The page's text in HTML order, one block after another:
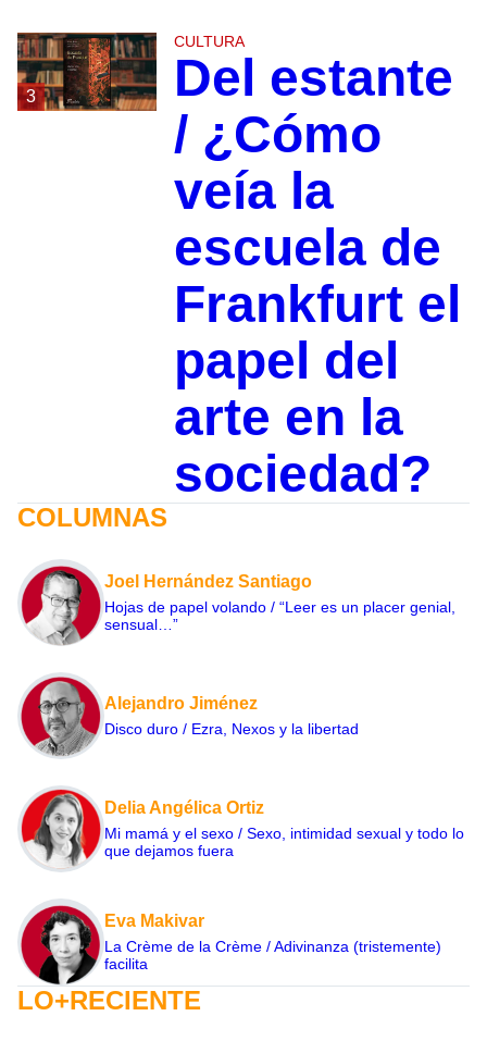
3
CULTURA
Del estante
/ ¿Cómo
veía la
escuela de
Frankfurt el
papel del
arte en la
sociedad?
COLUMNAS
Joel Hernández Santiago
Hojas de papel volando / “Leer es un placer genial,
sensual…”
Alejandro Jiménez
Disco duro / Ezra, Nexos y la libertad
Delia Angélica Ortiz
Mi mamá y el sexo / Sexo, intimidad sexual y todo lo
que dejamos fuera
Eva Makivar
La Crème de la Crème / Adivinanza (tristemente)
facilita
LO+RECIENTE